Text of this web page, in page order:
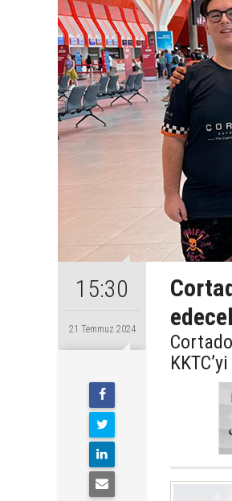
15:30
21 Temmuz 2024